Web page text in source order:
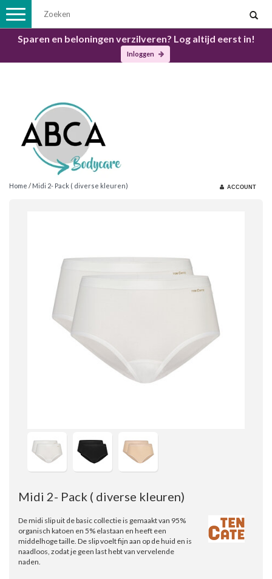
Sparen en beloningen verzilveren? Log altijd eerst in!
Inloggen
Toggle
navigation
Home / Midi 2- Pack ( diverse kleuren) ACCOUNT
Midi 2- Pack ( diverse kleuren)
De midi slip uit de basic collectie is gemaakt van 95%
organisch katoen en 5% elastaan en heeft een
middelhoge taille. De slip voelt fijn aan op de huid en is
naadloos, zodat je geen last hebt van vervelende
naden.